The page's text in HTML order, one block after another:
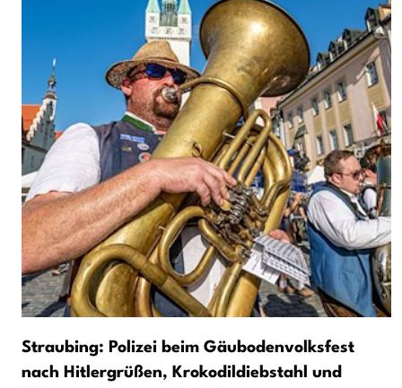
Straubing: Polizei beim Gäubodenvolksfest
nach Hitlergrüßen, Krokodildiebstahl und